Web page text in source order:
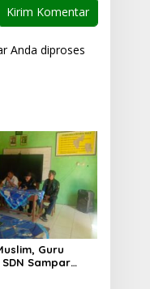
Anda diproses
Guru
Sampar